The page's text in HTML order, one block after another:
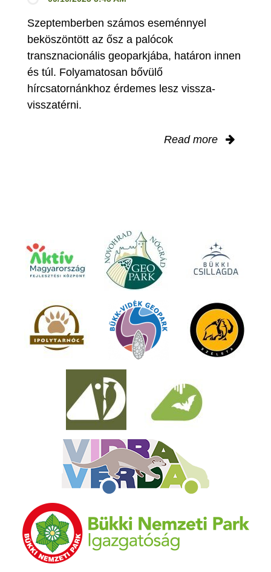
Szeptemberben számos eseménnyel
beköszöntött az ősz a palócok
transznacionális geoparkjába, határon innen
és túl. Folyamatosan bővülő
hírcsatornánkhoz érdemes lesz vissza-
visszatérni.
Read more